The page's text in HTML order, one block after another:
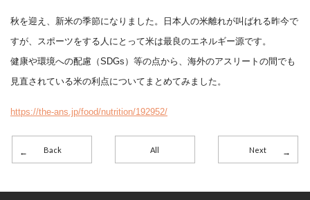
秋を迎え、新米の季節になりました。日本人の米離れが叫ばれる昨今で
すが、スポーツをする人にとって米は最良のエネルギー源です。
健康や環境への配慮（SDGs）等の点から、海外のアスリートの間でも
見直されている米の利点についてまとめてみました。
https://the-ans.jp/food/nutrition/192952/
Back All Next